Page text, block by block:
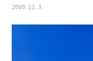
2009. 11. 3.